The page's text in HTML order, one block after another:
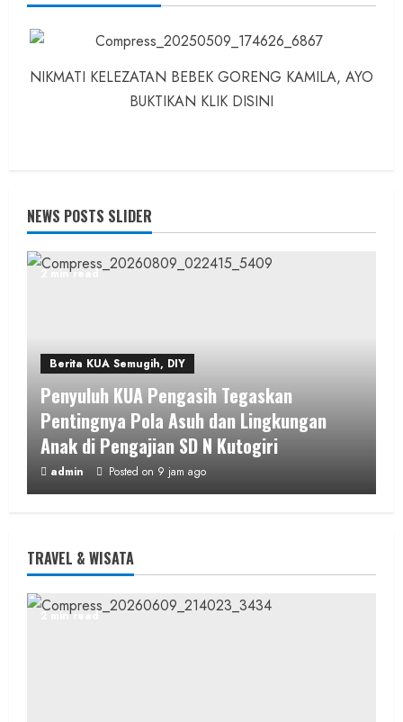
NIKMATI KELEZATAN BEBEK GORENG KAMILA, AYO
BUKTIKAN KLIK DISINI
NEWS POSTS SLIDER
2 min read
Berita KUA Semugih, DIY
Penyuluh KUA Pengasih Tegaskan
Pentingnya Pola Asuh dan Lingkungan
Anak di Pengajian SD N Kutogiri
admin Posted on 9 jam ago
Berita KUA Sewon Bantul DIY
TRAVEL & WISATA
2 min read